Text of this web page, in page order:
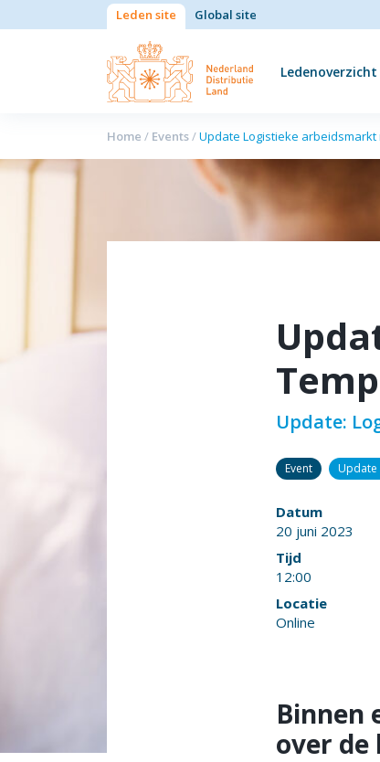
Leden site Global site
Ledenoverzicht
Home / Events/Update Logistieke arbeidsmarkt
Update:
Event Update
Datum
20 juni 2023
Tijd
12:00
Locatie
Online
Binnen
over